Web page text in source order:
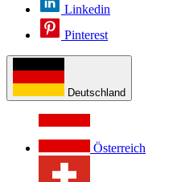
Linkedin
Pinterest
Deutschland
Österreich